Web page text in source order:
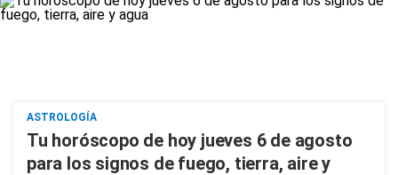
ASTROLOGÍA
Tu horóscopo de hoy jueves 6 de agosto
para los signos de fuego, tierra, aire y